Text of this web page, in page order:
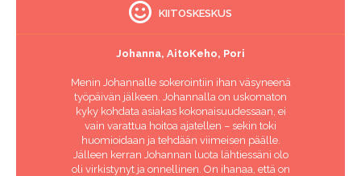
KIITOSKESKUS
Johanna, AitoKeho, Pori
Menin Johannalle sokerointiin ihan väsyneenä
työpäivän jälkeen. Johannalla on uskomaton
kyky kohdata asiakas kokonaisuudessaan, ei
vain varattua hoitoa ajatellen – sekin toki
huomioidaan ja tehdään viimeisen päälle.
Jälleen kerran Johannan luota lähtiessäni olo
oli virkistynyt ja onnellinen. On ihanaa, että on